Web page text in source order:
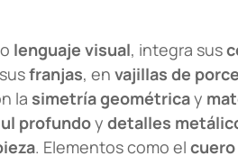
lenguaje visual, integra sus
franjas, en vajillas de
la simetría geométricay
profundoy detalles
. Elementos como el